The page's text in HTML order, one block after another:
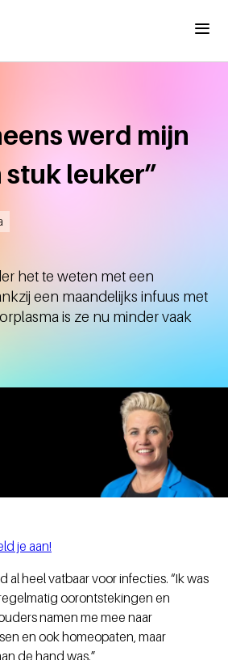
gaan
Menu
werd mijn
stuk leuker”
het te weten met een
een maandelijks infuus met
is ze nu minder vaak
je aan!
al heel vatbaar voor infecties. “Ik was
oorontstekingen en
namen me mee naar
en ook homeopaten, maar
de hand was.”